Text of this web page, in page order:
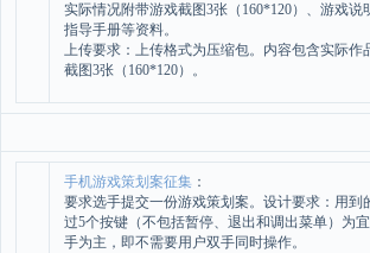
实际情况附带游戏截图3张（160*120）、游戏说
指导手册等资料。
上传要求：上传格式为压缩包。内容包含实际作
截图3张（160*120）。
手机游戏策划案征集 ：
要求选手提交一份游戏策划案。设计要求：用到
过5个按键（不包括暂停、退出和调出菜单）为
手为主，即不需要用户双手同时操作。